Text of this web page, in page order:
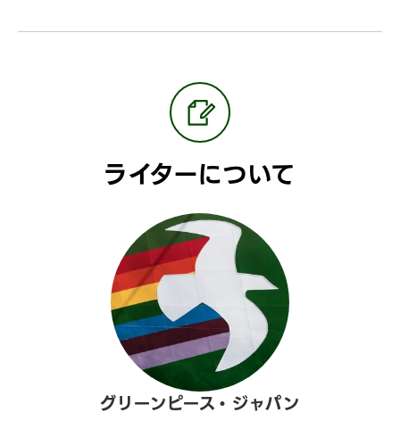
ライターについて
グリーンピース・ジャパン